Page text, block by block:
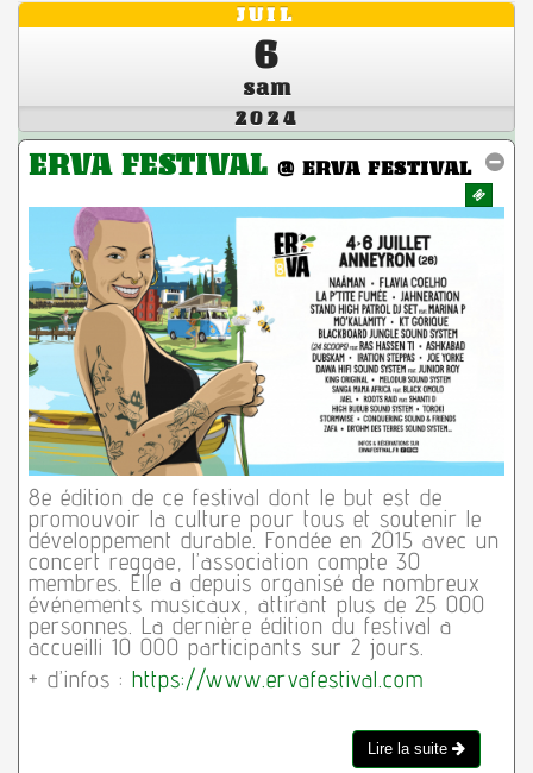
JUIL
6
sam
2024
ERVA FESTIVAL @ ERVA FESTIVAL
8e édition de ce festival dont le but est de
promouvoir la culture pour tous et soutenir le
développement durable. Fondée en 2015 avec un
concert reggae, l’association compte 30
membres. Elle a depuis organisé de nombreux
événements musicaux, attirant plus de 25 000
personnes. La dernière édition du festival a
accueilli 10 000 participants sur 2 jours.
+ d’infos : https://www.ervafestival.com
Lire la suite